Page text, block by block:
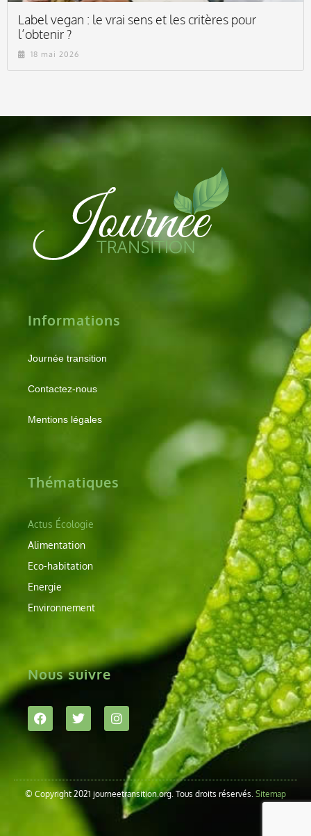
Label vegan : le vrai sens et les critères pour
l’obtenir ?
18 mai 2026
Informations
Journée transition
Contactez-nous
Mentions légales
Thématiques
Actus Écologie
Alimentation
Eco-habitation
Energie
Environnement
Nous suivre
© Copyright 2021 journeetransition.org. Tous droits réservés. Sitemap